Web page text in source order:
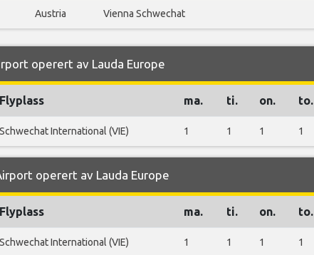
Austria Vienna Schwechat
operert av Lauda Europe
Flyplass ma. ti. on. to.
Schwechat International (VIE) 1 1 1 1
operert av Lauda Europe
Flyplass ma. ti. on. to.
Schwechat International (VIE) 1 1 1 1